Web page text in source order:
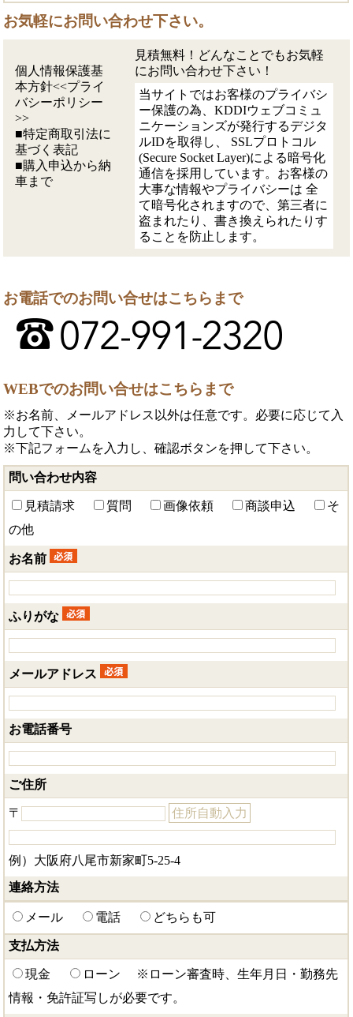
お気軽にお問い合わせ下さい。
個人情報保護基
本方針<<プライ
バシーポリシー
>>
■特定商取引法に
基づく表記
■購入申込から納
車まで
見積無料！どんなことでもお気軽
にお問い合わせ下さい！
当サイトではお客様のプライバシ
ー保護の為、KDDIウェブコミュ
ニケーションズが発行するデジタ
ルIDを取得し、 SSLプロトコル
(Secure Socket Layer)による暗号化
通信を採用しています。お客様の
大事な情報やプライバシーは 全
て暗号化されますので、第三者に
盗まれたり、書き換えられたりす
ることを防止します。
お電話でのお問い合せはこちらまで
WEBでのお問い合せはこちらまで
※お名前、メールアドレス以外は任意です。必要に応じて入
力して下さい。
※下記フォームを入力し、確認ボタンを押して下さい。
問い合わせ内容
見積請求 質問 画像依頼 商談申込
そ
の他
お名前
ふりがな
メールアドレス
お電話番号
ご住所
〒 住所自動入力
例）大阪府八尾市新家町5-25-4
連絡方法
メール 電話 どちらも可
支払方法
現金 ローン ※ローン審査時、生年月日・勤務先
情報・免許証写しが必要です。